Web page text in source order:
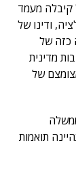
קיבלה מעמד
ודינו של
כזה של
מדינית
של
תואמות